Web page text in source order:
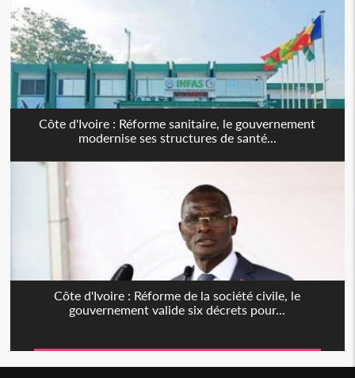
Côte d'Ivoire : Réforme sanitaire, le gouvernement
modernise ses structures de santé...
Côte d'Ivoire : Réforme de la société civile, le
gouvernement valide six décrets pour...